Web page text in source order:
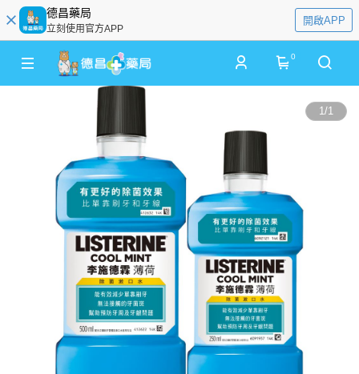
德昌藥局
立刻使用官方APP
開啟APP
0
1/1